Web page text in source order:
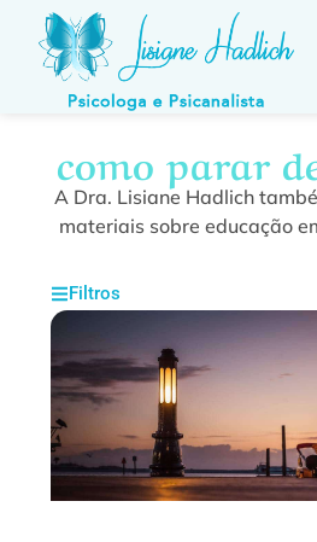
como parar
A Dra. Lisiane Hadlich
materiais sobre educação
Filtros